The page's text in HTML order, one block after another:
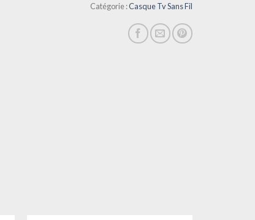
Catégorie :Casque Tv Sans Fil